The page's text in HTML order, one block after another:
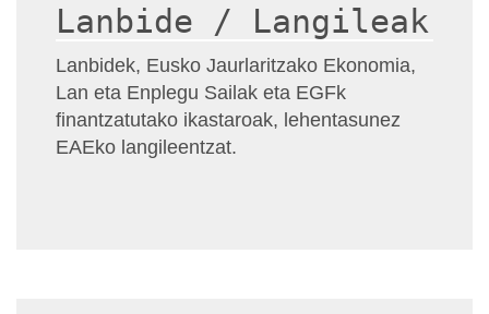
Lanbide / Langileak
Lanbidek, Eusko Jaurlaritzako Ekonomia,
Lan eta Enplegu Sailak eta EGFk
finantzatutako ikastaroak, lehentasunez
EAEko langileentzat.